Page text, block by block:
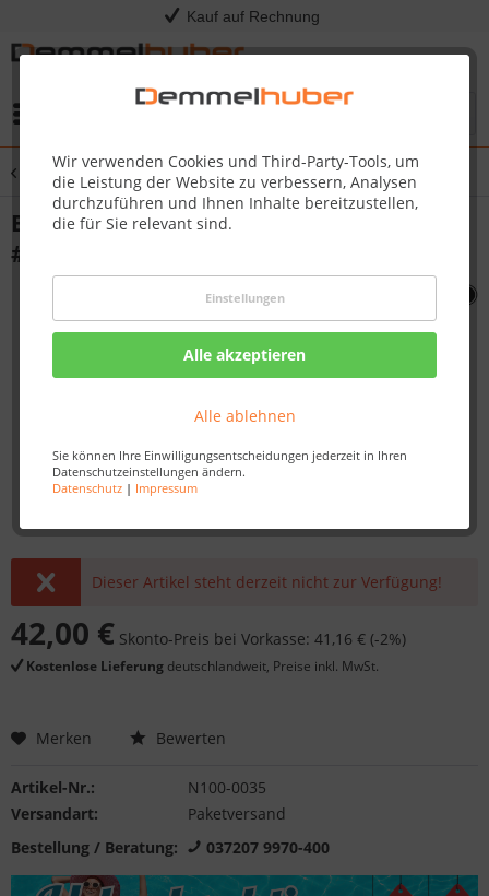
Kauf auf Rechnung
Wir verwenden Cookies und Third-Party-Tools, um
die Leistung der Website zu verbessern, Analysen
durchzuführen und Ihnen Inhalte bereitzustellen,
die für Sie relevant sind.
Einstellungen
Alle akzeptieren
Alle ablehnen
Sie können Ihre Einwilligungsentscheidungen jederzeit in Ihren
Datenschutzeinstellungen ändern.
Datenschutz| Impressum
Übersicht Sonstige Ersatzteile
BURNER CENTRE TUBE PT750 PT6 0
#N100-0035
Dieser Artikel steht derzeit nicht zur Verfügung!
42,00 € Skonto-Preis bei Vorkasse: 41,16 € (-2%)
Kostenlose Lieferung deutschlandweit, Preise inkl. MwSt.
Merken Bewerten
Artikel-Nr.:
N100-0035
Versandart:
Paketversand
Bestellung / Beratung:
037207 9970-400